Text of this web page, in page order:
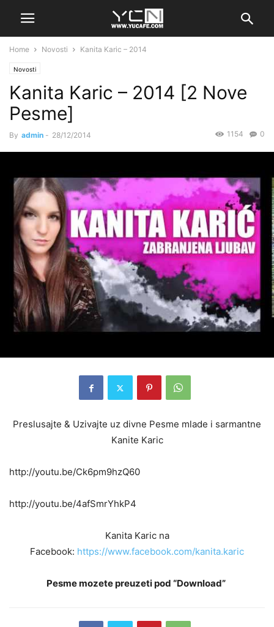
Home Novosti Kanita Karic – 2014
Novosti
Kanita Karic – 2014 [2 Nove
Pesme]
By admin - 28/12/2014 0
1154
Preslusajte & Uzivajte uz divne Pesme mlade i sarmantne
Kanite Karic
http://youtu.be/Ck6pm9hzQ60
http://youtu.be/4afSmrYhkP4
Kanita Karic na
Facebook: https://www.facebook.com/kanita.karic
Pesme mozete preuzeti pod “Download”